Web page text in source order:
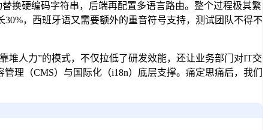
换硬编码字符串，后端再配置多语言路由。整个过程极其繁
，西班牙语又需要额外的重音符号支持，测试团队不得不
堆人力”的模式，不仅拉低了研发效能，还让业务部门对IT交
理（CMS）与国际化（i18n）底层支撑。痛定思痛后，我们